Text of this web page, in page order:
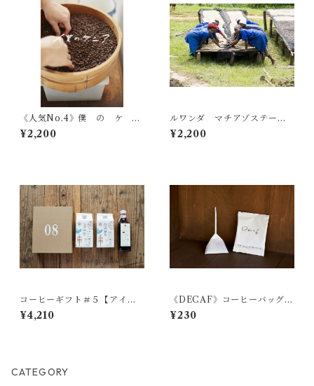
《人気No.4》僕 の ケ
ニ ア 中深煎り 200g
¥2,200
ルワンダ マチアゾステーシ
ョン 中煎り 200g
¥2,200
コーヒーギフト＃５【アイス
コーヒー２本とカフェオレベ
ースのセット】
¥4,210
《DECAF》コーヒーバッグ
１個
¥230
CATEGORY